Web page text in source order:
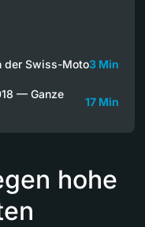
der Swiss-Moto3 Min
— Ganze
17 Min
hohe